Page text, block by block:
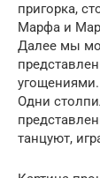
пригорка,
Марфа и
Далее мы
Одни
танцуют,